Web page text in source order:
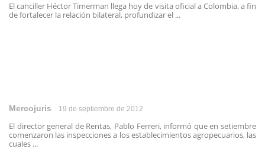
El canciller Héctor Timerman llega hoy de visita oficial a Colombia, a fin
de fortalecer la relación bilateral, profundizar el ...
Mercojuris 19 de septiembre de 2012
El director general de Rentas, Pablo Ferreri, informó que en setiembre
comenzaron las inspecciones a los establecimientos agropecuarios, las
cuales ...